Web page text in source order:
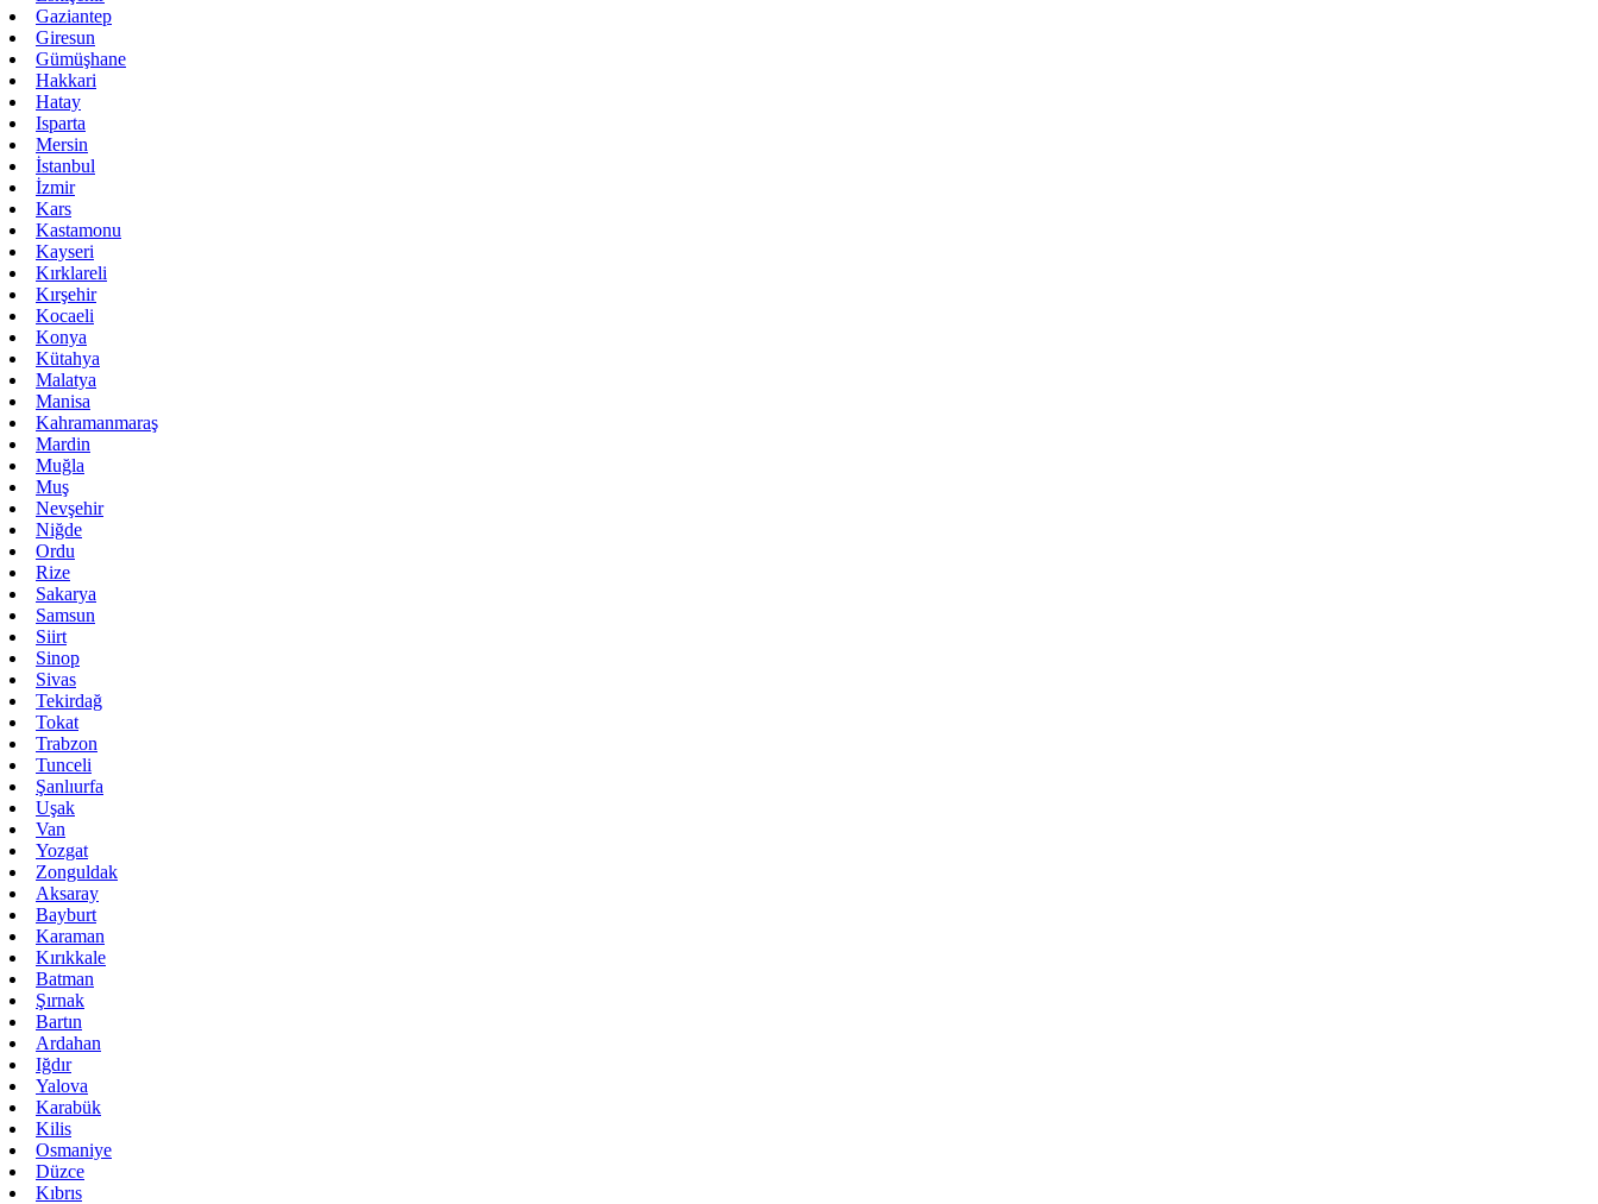
Gaziantep
Giresun
Gümüşhane
Hakkari
Hatay
Isparta
Mersin
İstanbul
İzmir
Kars
Kastamonu
Kayseri
Kırklareli
Kırşehir
Kocaeli
Konya
Kütahya
Malatya
Manisa
Kahramanmaraş
Mardin
Muğla
Muş
Nevşehir
Niğde
Ordu
Rize
Sakarya
Samsun
Siirt
Sinop
Sivas
Tekirdağ
Tokat
Trabzon
Tunceli
Şanlıurfa
Uşak
Van
Yozgat
Zonguldak
Aksaray
Bayburt
Karaman
Kırıkkale
Batman
Şırnak
Bartın
Ardahan
Iğdır
Yalova
Karabük
Kilis
Osmaniye
Düzce
Kıbrıs